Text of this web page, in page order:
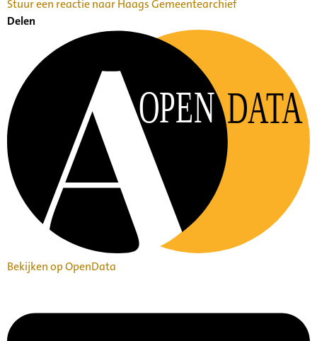
Stuur een reactie naar Haags Gemeentearchief
Delen
OPEN DATA
Bekijken op OpenData